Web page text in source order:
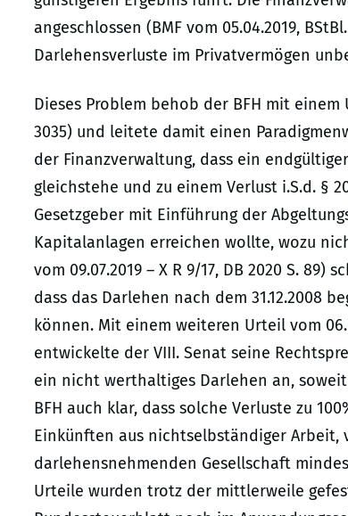
angeschlossen (BMF vom 05.04.2019,
Darlehensverluste im Privatvermögen
Dieses Problem behob der BFH mit einem
3035) und leitete damit einen
der Finanzverwaltung, dass ein
gleichstehe und zu einem Verlust i.S.d. §
Gesetzgeber mit Einführung der
Kapitalanlagen erreichen wollte, wozu
vom 09.07.2019 – X R 9/17, DB 2020 S.
dass das Darlehen nach dem 31.12.2008
können. Mit einem weiteren Urteil vom
entwickelte der VIII. Senat seine
ein nicht werthaltiges Darlehen an,
BFH auch klar, dass solche Verluste zu
Einkünften aus nichtselbständiger
darlehensnehmenden Gesellschaft
Urteile wurden trotz der mittlerweile